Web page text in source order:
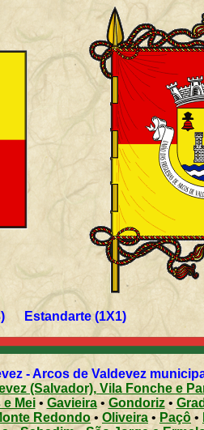
Estandarte (1X1)
- Arcos de Valdevez
(Salvador), Vila Fonche e
e Mei• Gavieira• Gondoriz•
Redondo• Oliveira •Paçô •